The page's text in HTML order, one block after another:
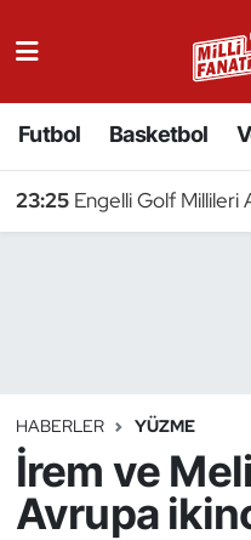
Futbol Basketbol
23:25 Engelli Golf Millileri
HABERLER YÜZME
İrem ve
Avrupa
Badminton
Binicilik
Bisiklet